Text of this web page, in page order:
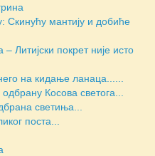
Скинућу мантију и добиће
Литијски покрет није исто
на кидање ланаца......
Косова светога...
светиња...
поста...